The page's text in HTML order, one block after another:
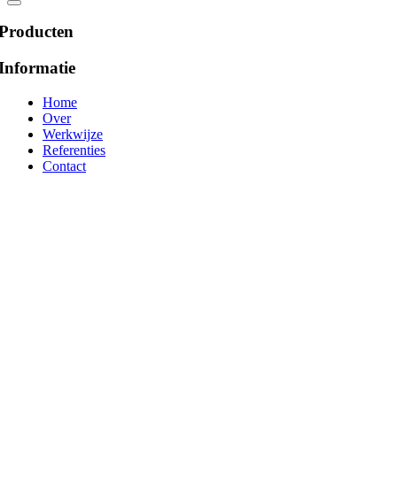
Home
Over
Werkwijze
Referenties
Contact